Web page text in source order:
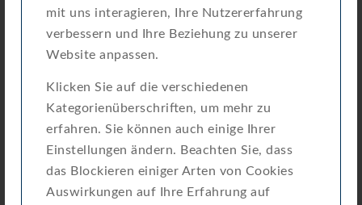
mit uns interagieren, Ihre Nutzererfahrung
verbessern und Ihre Beziehung zu unserer
Website anpassen.
Klicken Sie auf die verschiedenen
Kategorienüberschriften, um mehr zu
erfahren. Sie können auch einige Ihrer
Einstellungen ändern. Beachten Sie, dass
das Blockieren einiger Arten von Cookies
Auswirkungen auf Ihre Erfahrung auf
Wehrle unterstützt
Jubiläumsjahr der
Festabzeichen mit Geschichte – vom
Holzorden zum Spritzguss
Seit den 1960er-Jahren fertigt die Firma E. Wehrle
GmbH die Festabzeichen der Narrenzunft
Furtwangen e. V. und unterstützt diese auch in